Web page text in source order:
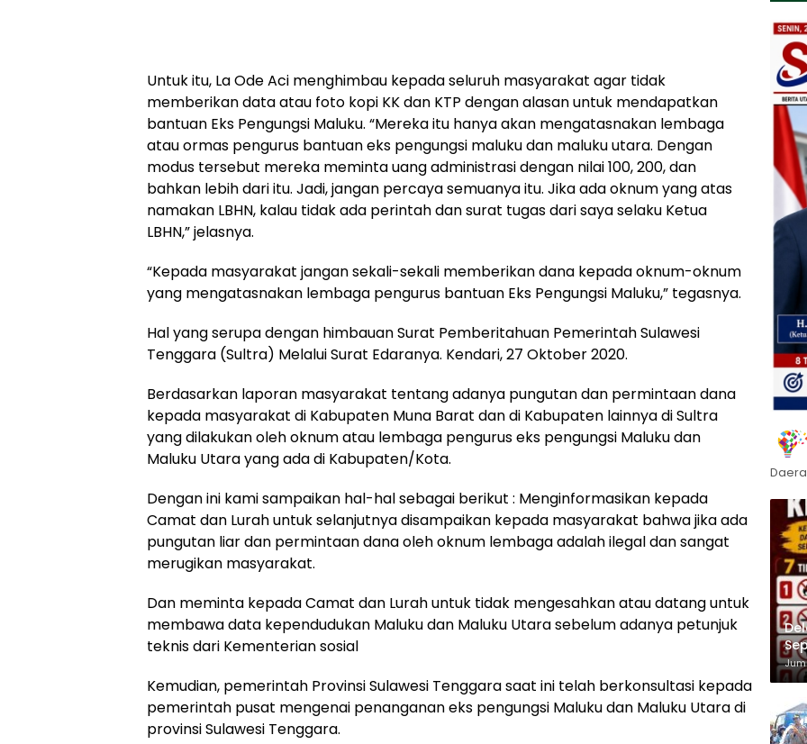
Untuk itu, La Ode Aci menghimbau kepada seluruh masyarakat agar tidak
memberikan data atau foto kopi KK dan KTP dengan alasan untuk mendapatkan
bantuan Eks Pengungsi Maluku. “Mereka itu hanya akan mengatasnakan lembaga
atau ormas pengurus bantuan eks pengungsi maluku dan maluku utara. Dengan
modus tersebut mereka meminta uang administrasi dengan nilai 100, 200, dan
bahkan lebih dari itu. Jadi, jangan percaya semuanya itu. Jika ada oknum yang atas
namakan LBHN, kalau tidak ada perintah dan surat tugas dari saya selaku Ketua
LBHN,” jelasnya.
“Kepada masyarakat jangan sekali-sekali memberikan dana kepada oknum-oknum
yang mengatasnakan lembaga pengurus bantuan Eks Pengungsi Maluku,” tegasnya.
Hal yang serupa dengan himbauan Surat Pemberitahuan Pemerintah Sulawesi
Tenggara (Sultra) Melalui Surat Edaranya. Kendari, 27 Oktober 2020.
Berdasarkan laporan masyarakat tentang adanya pungutan dan permintaan dana
kepada masyarakat di Kabupaten Muna Barat dan di Kabupaten lainnya di Sultra
yang dilakukan oleh oknum atau lembaga pengurus eks pengungsi Maluku dan
Maluku Utara yang ada di Kabupaten/Kota.
Dengan ini kami sampaikan hal-hal sebagai berikut : Menginformasikan kepada
Camat dan Lurah untuk selanjutnya disampaikan kepada masyarakat bahwa jika ada
pungutan liar dan permintaan dana oleh oknum lembaga adalah ilegal dan sangat
merugikan masyarakat.
Dan meminta kepada Camat dan Lurah untuk tidak mengesahkan atau datang untuk
membawa data kependudukan Maluku dan Maluku Utara sebelum adanya petunjuk
teknis dari Kementerian sosial
Kemudian, pemerintah Provinsi Sulawesi Tenggara saat ini telah berkonsultasi kepada
pemerintah pusat mengenai penanganan eks pengungsi Maluku dan Maluku Utara di
provinsi Sulawesi Tenggara.